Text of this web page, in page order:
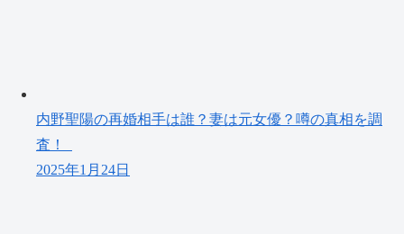
内野聖陽の再婚相手は誰？妻は元女優？噂の真相を調
査！
2025年1月24日